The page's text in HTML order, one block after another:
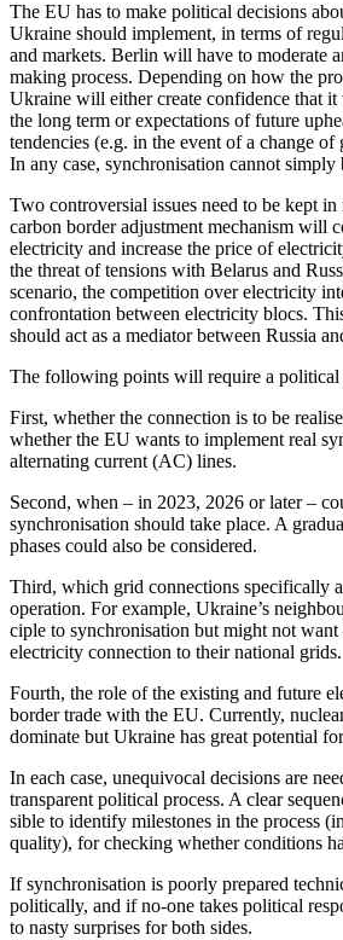
The EU has to make political decisions
Ukraine should implement, in terms of
and markets. Berlin will have to moderate
making process. Depending on how the
Ukraine will either create confidence that
the long term or expectations of future
tendencies (e.g. in the event of a change
In any case, synchronisation cannot simply
Two controversial issues need to be kept in
carbon border ad­just­ment mechanism will
electricity and increase the price of
the threat of tensions with Belarus and
scenario, the competition over electricity
con­frontation between electricity blocs.
should act as a mediator between Russia
The following points will require a political
First, whether the connection is to be
whether the EU wants to implement real
alternating current (AC) lines.
Second, when – in 2023, 2026 or later –
synchronisation should take place. A
phases could also be considered.
Third, which grid connections specifically
operation. For example, Ukraine’s
ciple to synchronisation but might not
electricity connec­tion to their national grids.
Fourth, the role of the existing and future
border trade with the EU. Currently,
dominate but Ukraine has great potential
In each case, unequivocal decisions are
transparent political process. A clear
sible to identify milestones in the pro­cess
quality), for check­ing whether conditions
If synchronisation is poorly prepared
politically, and if no-one takes political
to nasty surprises for both sides.